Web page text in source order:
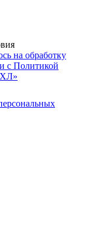
на обработку
с Политикой